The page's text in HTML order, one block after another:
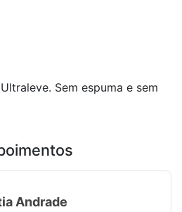
Sem espuma e sem
Andrade